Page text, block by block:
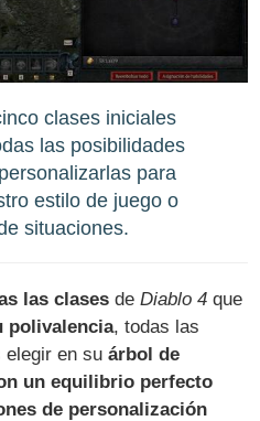
clases iniciales
las posibilidades
para
estilo de juego o
situaciones.
las clases deDiablo 4 que
polivalencia, todas las
elegir en suárbol de
un equilibrio perfecto
de personalización